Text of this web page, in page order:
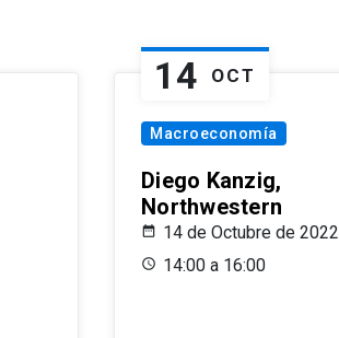
14 OCT
Macroeconomía
Diego Kanzig,
Northwestern
14 de Octubre de 2022
14:00 a 16:00